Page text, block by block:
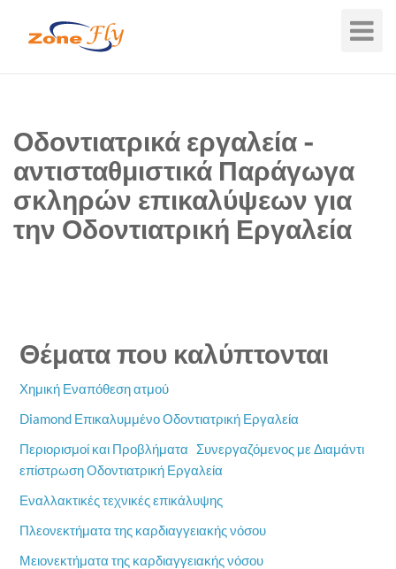
Toggle
Οδοντιατρικά εργαλεία -
αντισταθμιστικά Παράγωγα
σκληρών επικαλύψεων για
την Οδοντιατρική Εργαλεία
Θέματα που καλύπτονται
Χημική Εναπόθεση ατμού
Diamond Επικαλυμμένο Οδοντιατρική Εργαλεία
Περιορισμοί και Προβλήματα
Συνεργαζόμενος με Διαμάντι
επίστρωση Οδοντιατρική Εργαλεία
Εναλλακτικές τεχνικές επικάλυψης
Πλεονεκτήματα της καρδιαγγειακής νόσου
Μειονεκτήματα της καρδιαγγειακής νόσου